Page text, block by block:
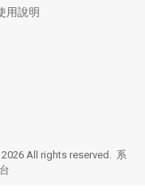
用說明
All rights reserved. 系